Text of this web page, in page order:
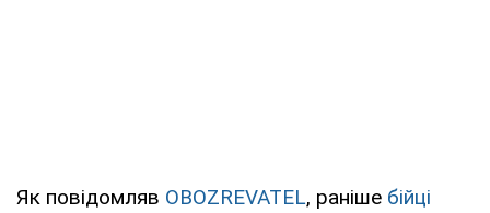
Як повідомляв OBOZREVATEL, раніше бійці